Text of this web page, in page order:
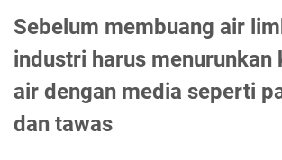
Sebelum membuang air
industri harus menurunkan
air dengan media seperti
dan tawas